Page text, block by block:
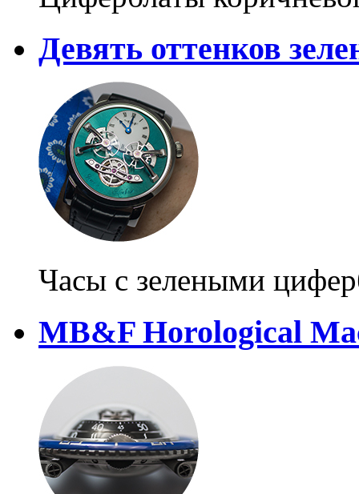
Девять оттенков
Часы с зелеными
MB&F Horological